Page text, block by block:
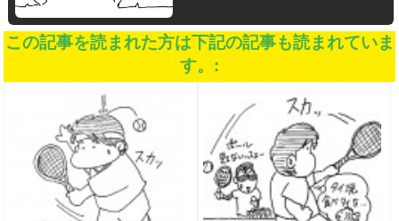
この記事を読まれた方は下記の記事も読まれていま
す。: